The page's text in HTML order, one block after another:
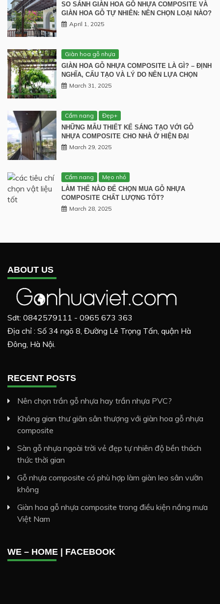
SO SÁNH GIÀN HOA GỖ NHỰA COMPOSITE VÀ
GIÀN HOA GỖ TỰ NHIÊN: NÊN CHỌN LOẠI NÀO?
April 1, 2025
Giàn hoa gỗ nhựa
GIÀN HOA GỖ NHỰA COMPOSITE LÀ GÌ? – ĐỊNH
NGHĨA, CẤU TẠO VÀ LÝ DO NÊN LỰA CHỌN
March 31, 2025
Cẩm nang
Đẹp+
NHỮNG MẪU THIẾT KẾ SÁNG TẠO VỚI GỖ
NHỰA COMPOSITE CHO NHÀ Ở HIỆN ĐẠI
March 29, 2025
Cẩm nang
Mẹo nhỏ
LÀM THẾ NÀO ĐỂ CHỌN MUA GỖ NHỰA
COMPOSITE CHẤT LƯỢNG TỐT?
March 28, 2025
ABOUT US
Sdt: 0842579111 - 0965 673 363
Địa chỉ : Số 34 ngõ 8, Đường Lê Trọng Tấn, quận Hà
Đông, Hà Nội.
RECENT POSTS
Nên chọn trần gỗ nhựa hay trần nhựa PVC?
Không gian thư giãn sân thượng với giàn hoa gỗ nhựa
composite
Sàn gỗ nhựa ngoài trời vẻ đẹp tự nhiên độ bền thách
thức thời gian
Gỗ nhựa composite có phù hợp làm giàn leo sân vườn
không
Giàn hoa gỗ nhựa composite trong điều kiện nắng mưa
Việt Nam
WE – HOME | FACEBOOK